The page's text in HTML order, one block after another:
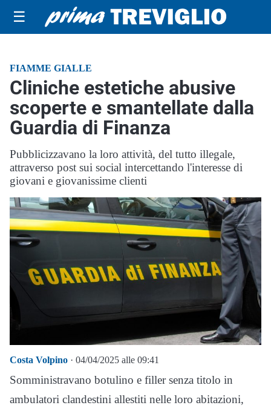
☰
FIAMME GIALLE
Cliniche estetiche abusive
scoperte e smantellate dalla
Guardia di Finanza
Pubblicizzavano la loro attività, del tutto illegale,
attraverso post sui social intercettando l'interesse di
giovani e giovanissime clienti
Costa Volpino · 04/04/2025 alle 09:41
Somministravano botulino e filler senza titolo in
ambulatori clandestini allestiti nelle loro abitazioni,